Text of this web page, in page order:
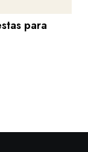
para